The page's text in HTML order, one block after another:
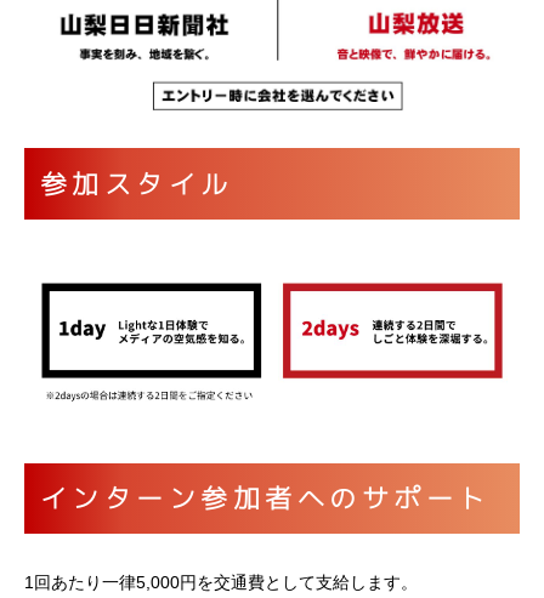
参加スタイル
インターン参加者へのサポート
1回あたり一律5,000円を交通費として支給します。